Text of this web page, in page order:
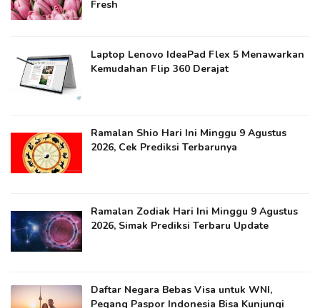
Fresh
Laptop Lenovo IdeaPad Flex 5 Menawarkan
Kemudahan Flip 360 Derajat
Ramalan Shio Hari Ini Minggu 9 Agustus
2026, Cek Prediksi Terbarunya
Ramalan Zodiak Hari Ini Minggu 9 Agustus
2026, Simak Prediksi Terbaru Update
Daftar Negara Bebas Visa untuk WNI,
Pegang Paspor Indonesia Bisa Kunjungi